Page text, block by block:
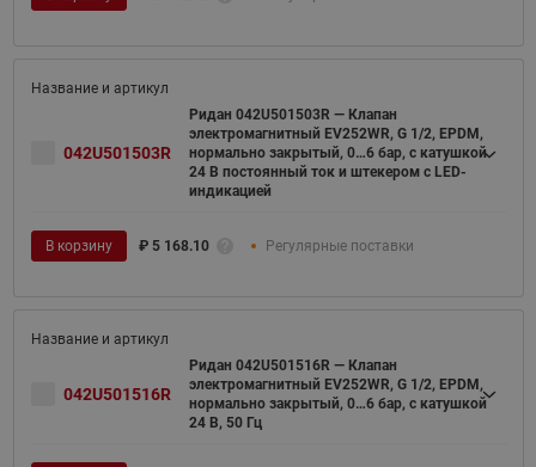
042U501503R
Ридан 042U501503R — Клапан
электромагнитный EV252WR, G 1/2, EPDM,
нормально закрытый, 0…6 бар, с катушкой
24 В постоянный ток и штекером с LED-
индикацией
В корзину ₽ 5 168.10 Регулярные поставки
042U501516R
Ридан 042U501516R — Клапан
электромагнитный EV252WR, G 1/2, EPDM,
нормально закрытый, 0…6 бар, с катушкой
24 В, 50 Гц